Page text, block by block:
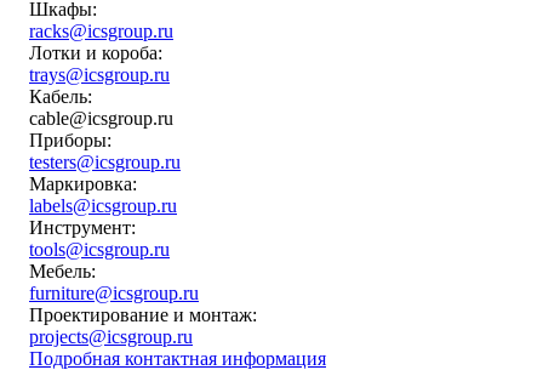
Шкафы:
racks@icsgroup.ru
Лотки и короба:
trays@icsgroup.ru
Кабель:
cable@icsgroup.ru
Приборы:
testers@icsgroup.ru
Маркировка:
labels@icsgroup.ru
Инструмент:
tools@icsgroup.ru
Мебель:
furniture@icsgroup.ru
Проектирование и монтаж:
projects@icsgroup.ru
Подробная контактная информация